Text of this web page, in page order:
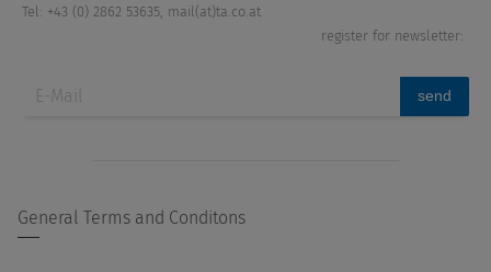
Tel: +43 (0) 2862 53635 mail(at)ta.co.at
register for newsletter:
send
General Terms and Conditons